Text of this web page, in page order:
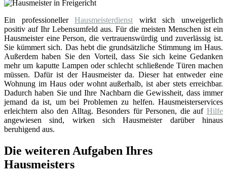
Ein professionellerHausmeisterdienst wirkt sich unweigerlich
positiv auf Ihr Lebensumfeld aus. Für die meisten Menschen ist ein
Hausmeister eine Person, die vertrauenswürdig und zuverlässig ist.
Sie kümmert sich. Das hebt die grundsätzliche Stimmung im Haus.
Außerdem haben Sie den Vorteil, dass Sie sich keine Gedanken
mehr um kaputte Lampen oder schlecht schließende Türen machen
müssen. Dafür ist der Hausmeister da. Dieser hat entweder eine
Wohnung im Haus oder wohnt außerhalb, ist aber stets erreichbar.
Dadurch haben Sie und Ihre Nachbarn die Gewissheit, dass immer
jemand da ist, um bei Problemen zu helfen. Hausmeisterservices
erleichtern also den Alltag. Besonders für Personen, die auf Hilfe
angewiesen sind, wirken sich Hausmeister darüber hinaus
beruhigend aus.
Die weiteren Aufgaben Ihres
Hausmeisters